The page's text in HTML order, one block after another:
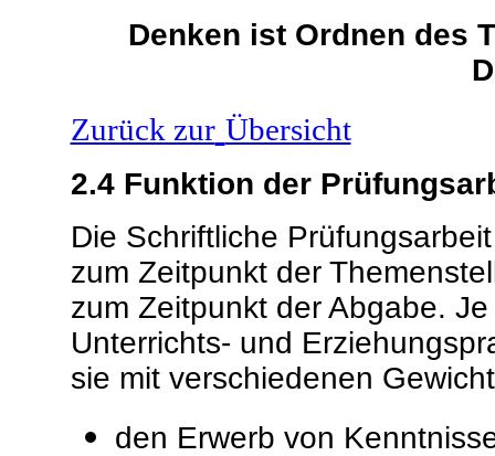
Denken ist Ordnen des
Zurück zur Übersicht
2.4Funktion der
Die Schriftliche
zum Zeitpunkt der
zum Zeitpunkt der Abgabe.
Unterrichts- und
sie mit verschiedenen
den Erwerb von